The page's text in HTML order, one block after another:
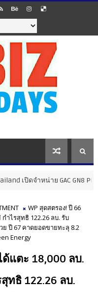
ปิดจำหน่าย GAC GN8 PHEV
WP สุดสตรอง! ปี 66
ำไรสุทธิ 122.26 ลบ. รับ
ปี 67 คาดยอดขายทะลุ 8.2
Energy
ด้แตะ 18,000 ลบ.
ทธิ 122.26 ลบ.